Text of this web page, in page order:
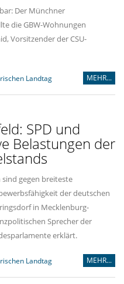
Der Münchner
die GBW-Wohnungen
Vorsitzender der CSU-
Landtag MEHR...
SPD und
Belastungen der
sind gegen breiteste
der deutschen
in Mecklenburg-
Sprecher der
erklärt.
Landtag MEHR...